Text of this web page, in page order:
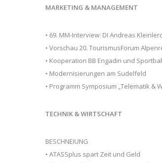
MARKETING & MANAGEMENT
• 69. MM-Interview: DI Andreas
• Vorschau 20. TourismusForum
• Kooperation BB Engadin und
• Modernisierungen am Sudelfeld
• Programm Symposium „Telematik &
TECHNIK & WIRTSCHAFT
BESCHNEIUNG
• ATASSplus spart Zeit und Geld